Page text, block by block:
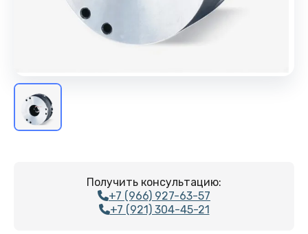
Получить консультацию:
+7 (966) 927-63-57
+7 (921) 304-45-21